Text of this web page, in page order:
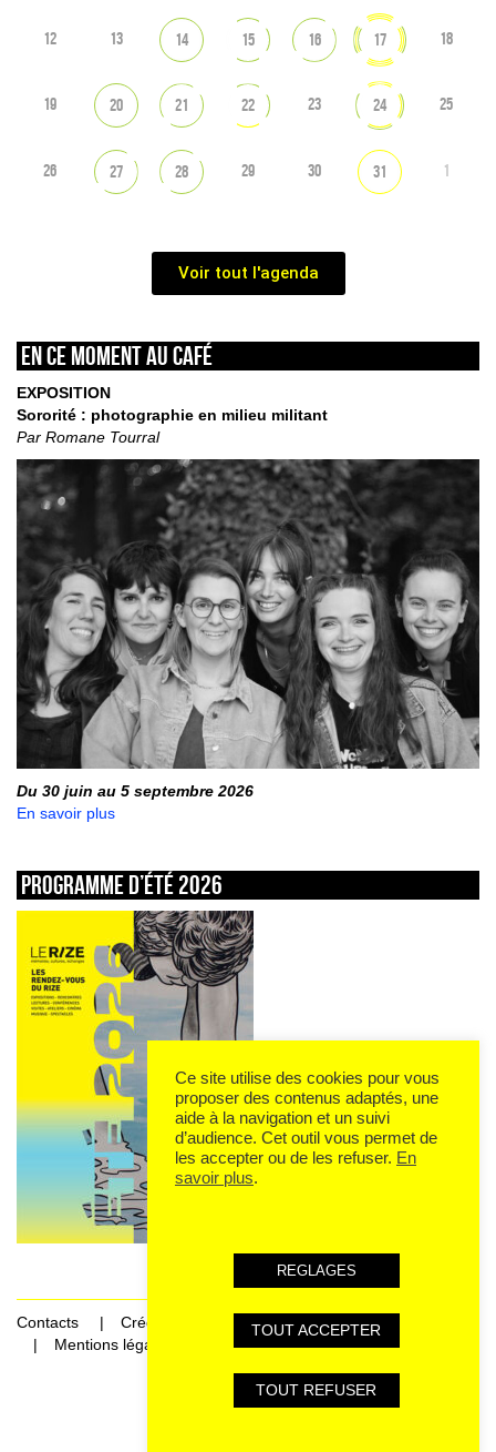
12 13 14 15 16 17 18
19 20 21 22 23 24 25
26 27 28 29 30 31 1
Voir tout l'agenda
En ce moment au café
EXPOSITION
Sororité : photographie en milieu militant
Par Romane Tourral
Du 30 juin au 5 septembre 2026
En savoir plus
Programme d’été 2026
Contacts
Crédits
Mentions légales et données personnelles
Ce site utilise des cookies pour vous
proposer des contenus adaptés, une
aide à la navigation et un suivi
d’audience. Cet outil vous permet de
les accepter ou de les refuser. En
savoir plus.
REGLAGES
TOUT ACCEPTER
TOUT REFUSER